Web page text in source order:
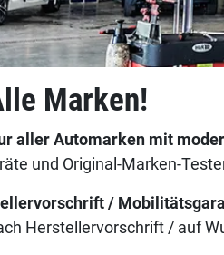
Marken!
aller Automarken mit
und Original-Marken-
/
Herstellervorschrift / auf